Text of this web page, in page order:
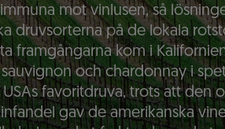
mot vinlusen, så
druvsorterna på de lokala
framgångarna kom i
och chardonnay i
favoritdruva, trots att den
gav de amerikanska